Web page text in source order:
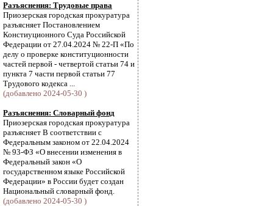
Разъяснения: Трудовые права
Приозерская городская прокуратура
разъясняет Постановлением
Констиуционного Суда Российской
Федерации от 27.04.2024 № 22-П «По
делу о проверке конституционности
частей первой - четвертой статьи 74 и
пункта 7 части первой статьи 77
Трудового кодекса ...
(добавлено 2024-05-30 )
Разъяснения: Словарный фонд
Приозерская городская прокуратура
разъясняет В соответствии с
Федеральным законом от 22.04.2024
№ 93-ФЗ «О внесении изменения в
Федеральный закон «О
государственном языке Российской
Федерации» в России будет создан
Национальный словарный фонд.
(добавлено 2024-05-30 )